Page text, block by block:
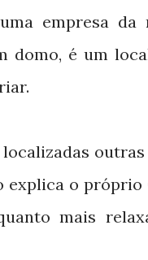
empresa da
domo, é um
explica o
mais